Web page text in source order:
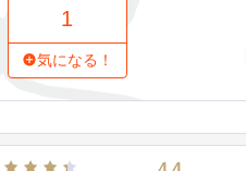
1
気になる！